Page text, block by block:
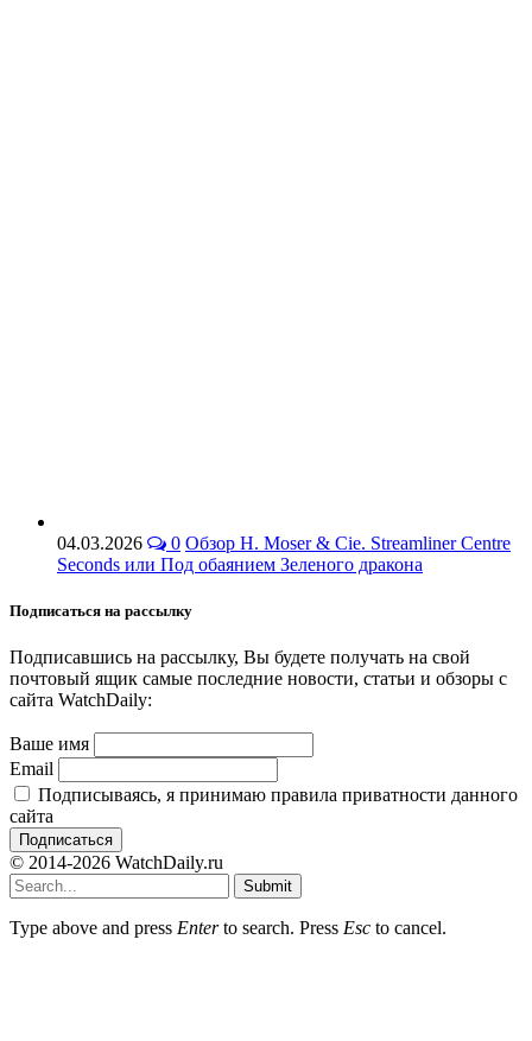
04.03.2026 0 Обзор H. Moser & Cie. Streamliner Centre
Seconds или Под обаянием Зеленого дракона
Подписаться на рассылку
Подписавшись на рассылку, Вы будете получать на свой
почтовый ящик самые последние новости, статьи и обзоры с
сайта WatchDaily:
Ваше имя
Email
Подписываясь, я принимаю правила приватности данного
сайта
© 2014-2026 WatchDaily.ru
Submit
Type above and press Enterto search. Press Esc to cancel.